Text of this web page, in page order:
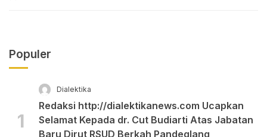
Populer
1
Dialektika
Redaksi http://dialektikanews.com Ucapkan
Selamat Kepada dr. Cut Budiarti Atas Jabatan
Baru Dirut RSUD Berkah Pandeglang